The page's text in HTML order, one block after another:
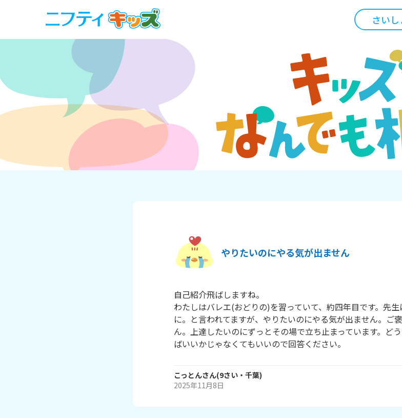
さい
やりたいのにやる気が出ません
自己紹介飛ばしますね。
わたしはバレエ(おどりの)を習っていて、約四年目です。先
に。と言われてますが、やりたいのにやる気が出ません。ご
ん。上達したいのにずっとその場で立ち止まっています。ど
ばいいかじゃなくてもいいので回答ください。
こっとんさん(9さい・ 千葉)
2025年11月8日